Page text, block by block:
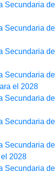
Secundaria
Secundaria
Secundaria
Secundaria
el 2028
Secundaria
Secundaria
Secundaria
2028
Secundaria